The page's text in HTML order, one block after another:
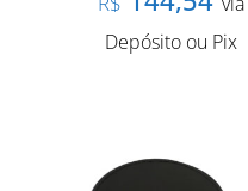
Depósito ou Pix